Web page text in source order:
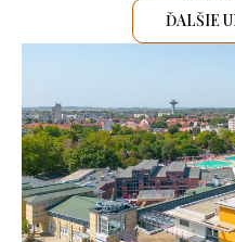
ĎALŠIE